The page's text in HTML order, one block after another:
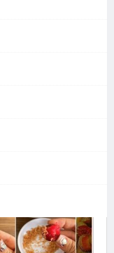
vụ nhưng những
với mức giá cao.